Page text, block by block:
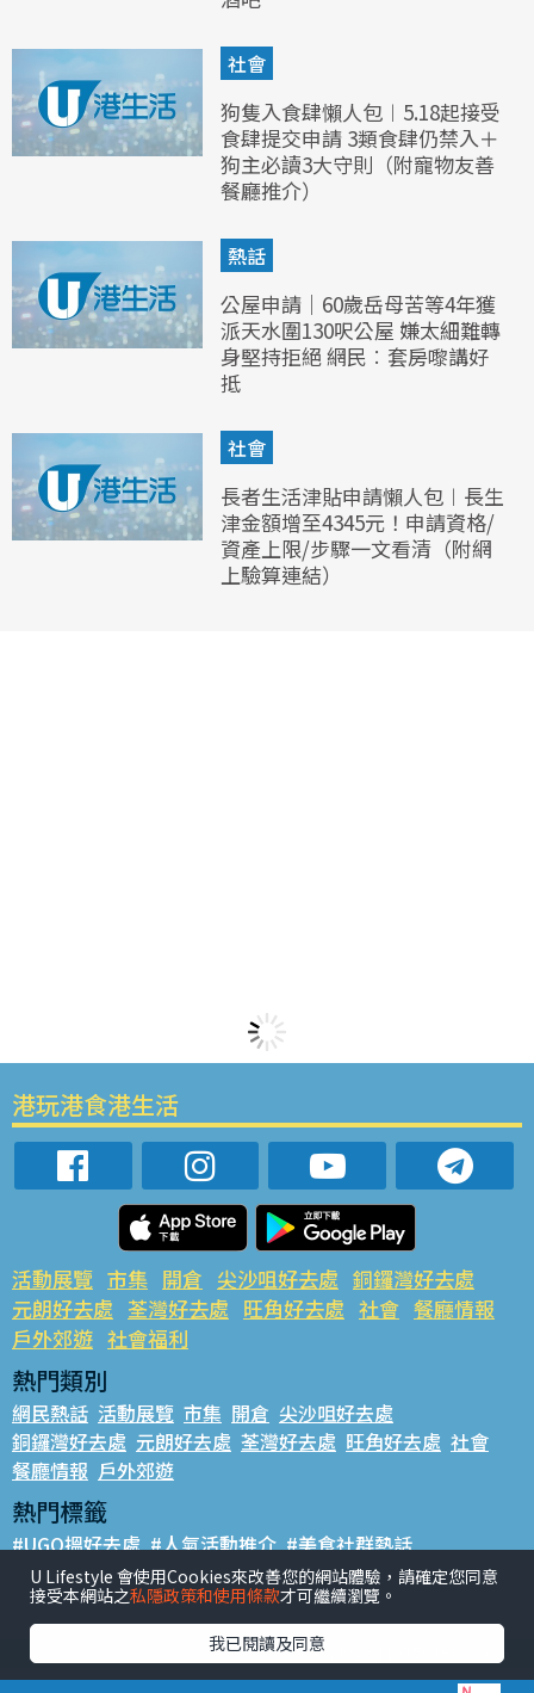
社會
狗隻入食肆懶人包︱5.18起接受
食肆提交申請 3類食肆仍禁入＋
狗主必讀3大守則（附寵物友善
餐廳推介）
熱話
公屋申請｜60歲岳母苦等4年獲
派天水圍130呎公屋 嫌太細難轉
身堅持拒絕 網民︰套房嚟講好
抵
社會
長者生活津貼申請懶人包︱長生
津金額增至4345元！申請資格/
資產上限/步驟一文看清（附網
上驗算連結）
港玩港食港生活
活動展覽 市集 開倉 尖沙咀好去處 銅鑼灣好去處
元朗好去處 荃灣好去處 旺角好去處 社會 餐廳情報
戶外郊遊 社會福利
熱門類別
網民熱話 活動展覽 市集 開倉 尖沙咀好去處
銅鑼灣好去處 元朗好去處 荃灣好去處 旺角好去處 社會
餐廳情報 戶外郊遊
熱門標籤
#UGO搵好去處 #人氣活動推介 #美食社群熱話
#親子玩樂好去處 #ULifestyle應用程式 #限時搶
#UJetso禮物放送 #ULifestyle商戶中心 #著數
香港經濟日報版權所有©2026
U Lifestyle 會使用Cookies來改善您的網站體驗，請確定您同意
接受本網站之私隱政策和使用條款才可繼續瀏覽。
我已閱讀及同意